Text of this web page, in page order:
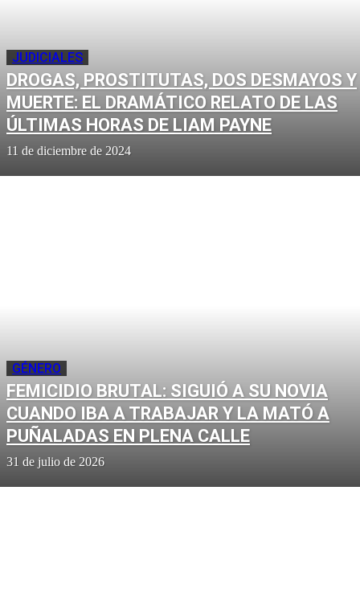
JUDICIALES
DROGAS, PROSTITUTAS, DOS DESMAYOS Y
MUERTE: EL DRAMÁTICO RELATO DE LAS
ÚLTIMAS HORAS DE LIAM PAYNE
11 de diciembre de 2024
GÉNERO
FEMICIDIO BRUTAL: SIGUIÓ A SU NOVIA
CUANDO IBA A TRABAJAR Y LA MATÓ A
PUÑALADAS EN PLENA CALLE
31 de julio de 2026